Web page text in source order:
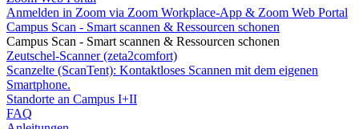
Anmelden in Zoom via Zoom Workplace-App & Zoom Web Portal
Campus Scan - Smart scannen & Ressourcen schonen
Campus Scan - Smart scannen & Ressourcen schonen
Zeutschel-Scanner (zeta2comfort)
Scanzelte (ScanTent): Kontaktloses Scannen mit dem eigenen
Smartphone.
Standorte an Campus I+II
FAQ